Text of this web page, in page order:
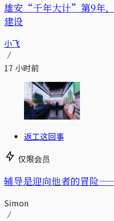
雄安“千年大计”第9年
建设
小飞
17 小时前
返工这回事
仅限会员
辅导是迎向他者的冒险
Simon